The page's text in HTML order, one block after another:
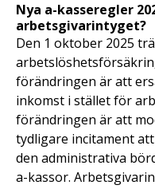
Nya a-kasseregler
arbetsgivarintyget?
Den 1 oktober 2025
förändringen är att
inkomst i stället för
förändringen är att
tydligare incitament
den administrativa
a-kassor.